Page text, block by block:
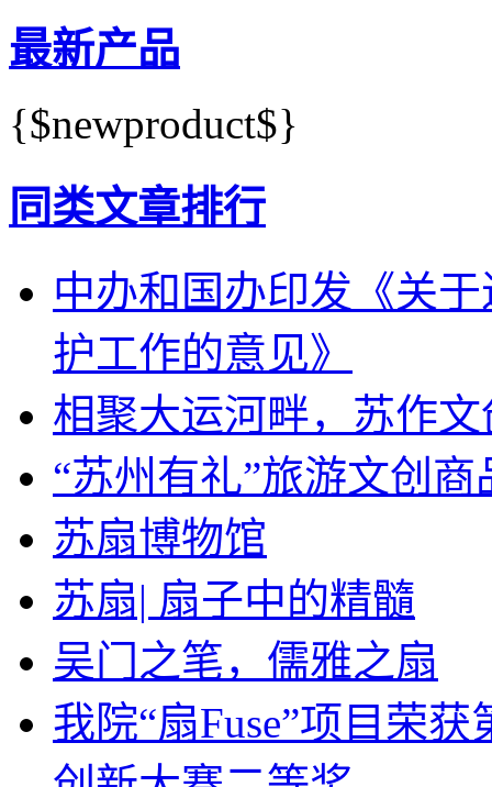
最新产品
{$newproduct$}
同类文章排行
中办和国办印发《关
护工作的意见》
相聚大运河畔，苏作
“苏州有礼”旅游文创
苏扇博物馆
苏扇| 扇子中的精髓
吴门之笔，儒雅之扇
我院“扇Fuse”项目荣